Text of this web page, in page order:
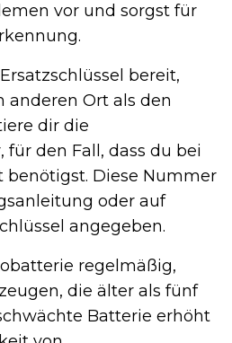
vor und sorgst für
bereit,
anderen Ort als den
dir die
den Fall, dass du bei
benötigst. Diese Nummer
oder auf
angegeben.
regelmäßig,
die älter als fünf
Batterie erhöht